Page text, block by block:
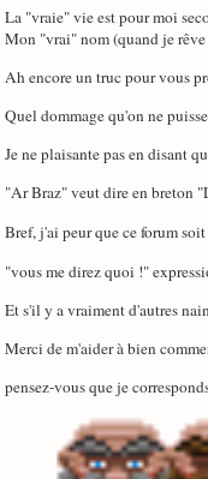
La "vraie" vie est pour moi
Mon "vrai" nom (quand je rêve
Ah encore un truc pour vous
Quel dommage qu'on ne
Je ne plaisante pas en disant
"Ar Braz" veut dire en breton
Bref, j'ai peur que ce forum
"vous me direz quoi !"
Et s'il y a vraiment d'autres
Merci de m'aider à bien
pensez-vous que je